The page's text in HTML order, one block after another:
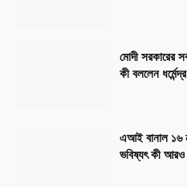
মোদী সরকারের
কী বললেন
এআই বানাল ১৬
ভবিষ্যৎ কী আরও